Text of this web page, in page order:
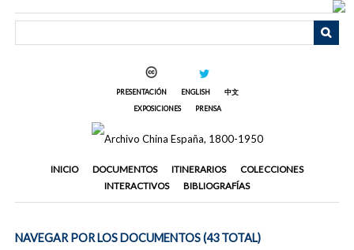
PRESENTACIÓN ENGLISH
中文
EXPOSICIONES
PRENSA
INICIO DOCUMENTOS ITINERARIOS
COLECCIONES
INTERACTIVOS
BIBLIOGRAFÍAS
NAVEGAR POR LOS DOCUMENTOS (43 TOTAL)